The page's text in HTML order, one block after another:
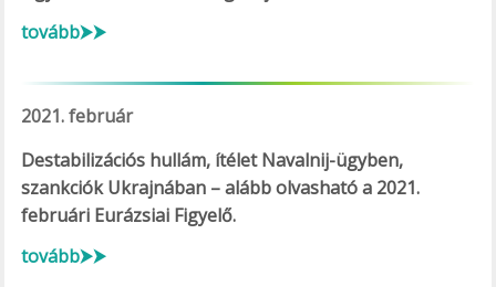
tovább⮞⮞
2021. február
Destabilizációs hullám, ítélet Navalnij-ügyben,
szankciók Ukrajnában – alább olvasható a 2021.
februári Eurázsiai Figyelő.
tovább⮞⮞